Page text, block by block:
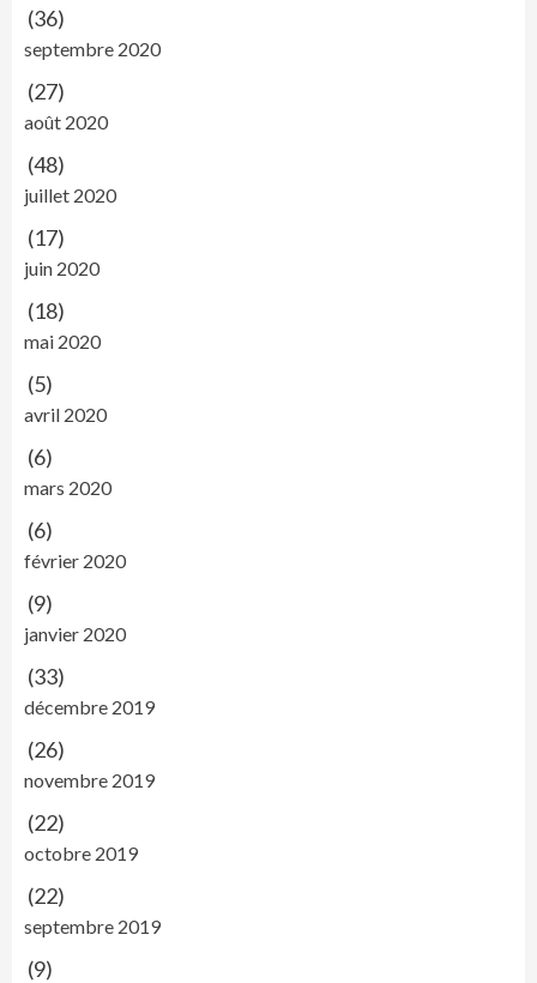
(36)
septembre 2020
(27)
août 2020
(48)
juillet 2020
(17)
juin 2020
(18)
mai 2020
(5)
avril 2020
(6)
mars 2020
(6)
février 2020
(9)
janvier 2020
(33)
décembre 2019
(26)
novembre 2019
(22)
octobre 2019
(22)
septembre 2019
(9)